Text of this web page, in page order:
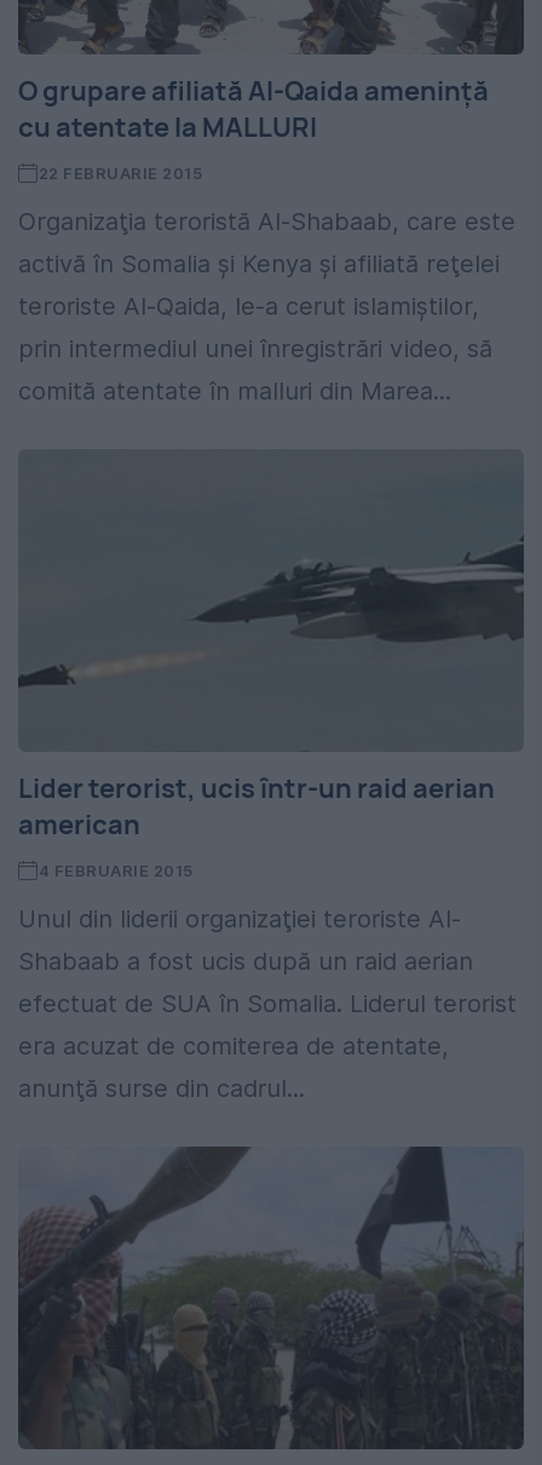
O grupare afiliată Al-Qaida ameninţă
cu atentate la MALLURI
22 FEBRUARIE 2015
Organizaţia teroristă Al-Shabaab, care este
activă în Somalia şi Kenya şi afiliată reţelei
teroriste Al-Qaida, le-a cerut islamiştilor,
prin intermediul unei înregistrări video, să
comită atentate în malluri din Marea...
Lider terorist, ucis într-un raid aerian
american
4 FEBRUARIE 2015
Unul din liderii organizaţiei teroriste Al-
Shabaab a fost ucis după un raid aerian
efectuat de SUA în Somalia. Liderul terorist
era acuzat de comiterea de atentate,
anunţă surse din cadrul...